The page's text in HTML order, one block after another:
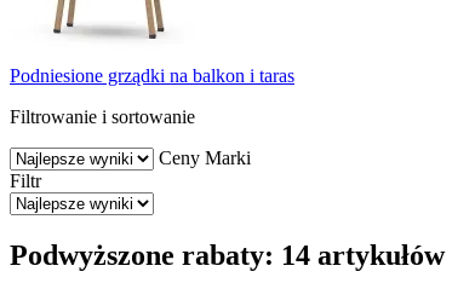
Podniesione grządki na balkon i taras
Filtrowanie i sortowanie
Ceny Marki
Filtr
Podwyższone rabaty: 14 artykułów